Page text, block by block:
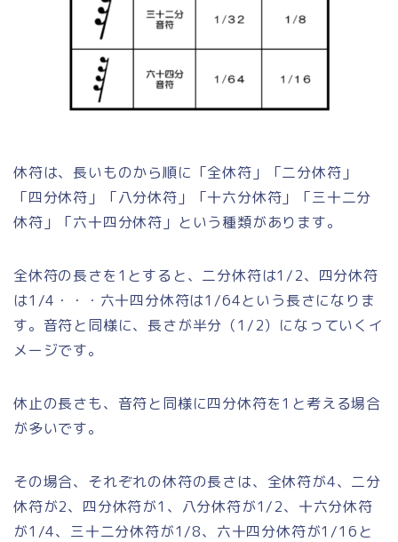
休符は、長いものから順に「全休符」「二分休符」
「四分休符」「八分休符」「十六分休符」「三十二分
休符」「六十四分休符」という種類があります。
全休符の長さを1とすると、二分休符は1/2、四分休符
は1/4・・・六十四分休符は1/64という長さになりま
す。音符と同様に、長さが半分（1/2）になっていくイ
メージです。
休止の長さも、音符と同様に四分休符を1と考える場合
が多いです。
その場合、それぞれの休符の長さは、全休符が4、二分
休符が2、四分休符が1、八分休符が1/2、十六分休符
が1/4、三十二分休符が1/8、六十四分休符が1/16と